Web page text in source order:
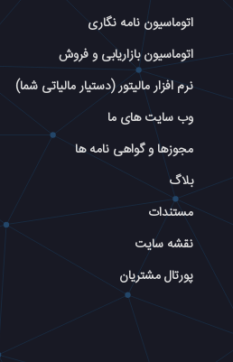
اتوماسیون نامه نگاری
اتوماسیون بازاریابی و فروش
نرم افزار مالیتور (دستیار مالیاتی شما)
وب سایت های ما
مجوزها و گواهی نامه ها
بلاگ
مستندات
نقشه سایت
پورتال مشتریان